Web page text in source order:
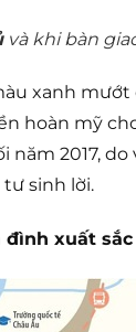
và khi bàn
xanh mướt
hoàn mỹ
2017,
sinh lời.
đình xuất sắc